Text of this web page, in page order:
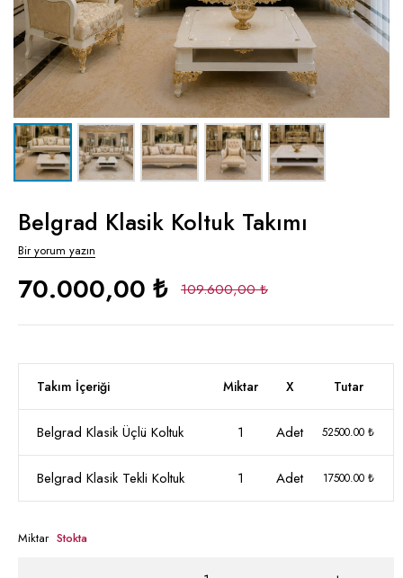
Belgrad Klasik Koltuk Takımı
Bir yorum yazın
109.600,00 ₺
70.000,00 ₺
Takım İçeriği Miktar X Tutar
Belgrad Klasik Üçlü Koltuk 1 Adet 52500.00 ₺
Belgrad Klasik Tekli Koltuk 1 Adet 17500.00 ₺
Miktar Stokta